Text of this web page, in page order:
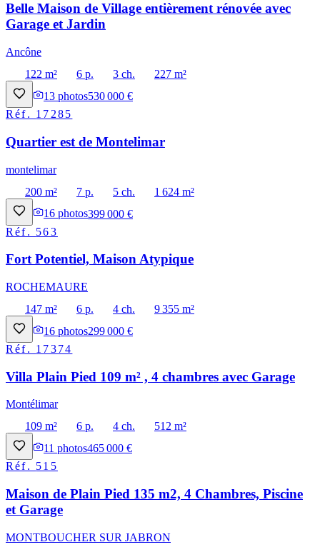
Belle Maison de Village entièrement rénovée avec
Garage et Jardin
Ancône
122 m²
6 p. 3 ch.
227 m²
13 photos530 000 €
Réf. 17285
Quartier est de Montelimar
montelimar
200 m²
7 p. 5 ch.
1 624 m²
16 photos399 000 €
Réf. 563
Fort Potentiel, Maison Atypique
ROCHEMAURE
147 m²
6 p. 4 ch.
9 355 m²
16 photos299 000 €
Réf. 17374
Villa Plain Pied 109 m² , 4 chambres avec Garage
Montélimar
109 m²
6 p. 4 ch.
512 m²
11 photos465 000 €
Réf. 515
Maison de Plain Pied 135 m2, 4 Chambres, Piscine
et Garage
MONTBOUCHER SUR JABRON